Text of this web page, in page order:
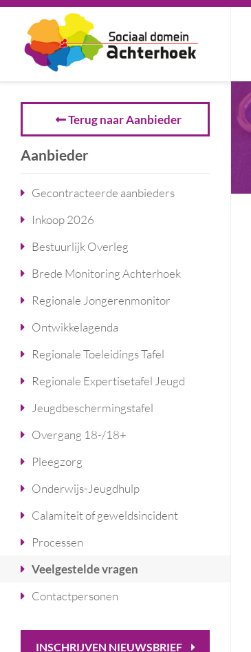
Terug naar Aanbieder
Aanbieder
Gecontracteerde aanbieders
Inkoop 2026
Bestuurlijk Overleg
Brede Monitoring Achterhoek
Regionale Jongerenmonitor
Ontwikkelagenda
Regionale Toeleidings Tafel
Regionale Expertisetafel Jeugd
Jeugdbeschermingstafel
Overgang 18-/18+
Pleegzorg
Onderwijs-Jeugdhulp
Calamiteit of geweldsincident
Processen
Veelgestelde vragen
Contactpersonen
INSCHRIJVEN NIEUWSBRIEF